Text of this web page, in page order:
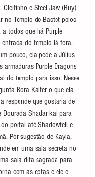
Cleitinho e Steel Jaw (Ruy)
no Templo de Bastet pelos
todos que há Purple
entrada do templo lá fora.
pouco, ela pede a Július
armaduras Purple Dragons
do templo para isso. Nesse
Rora Kalter o que ela
responde que gostaria de
Dourada Shadar-kai para
portal até Shadowfell e
Por sugestão de Kayla,
em uma sala secreta no
sala dita sagrada para
com as cotas e ele e